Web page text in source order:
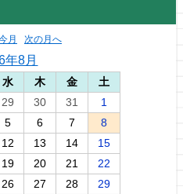
月 次の月へ
年8月
水 木 金
土
29 30 31
1
5 6 7
8
12 13 14
15
19 20 21
22
26 27 28
29